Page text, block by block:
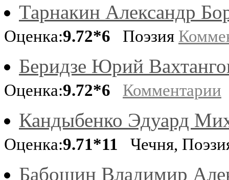
Тарнакин Александр
Оценка:9.72*6 Поэзия
Беридзе Юрий
Оценка:9.72*6 Комментарии
Кандыбенко Эдуард
Оценка:9.71*11 Чечня,
Бабошин Владимир